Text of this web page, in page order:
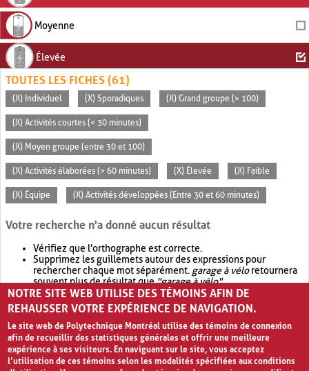
Moyenne
Élevée
TOUTES LES FICHES (61)
(X) Individuel (X) Sporadiques (X) Grand groupe (> 100)
(X) Activités courtes (< 30 minutes)
(X) Moyen groupe (entre 30 et 100)
(X) Activités élaborées (> 60 minutes) (X) Élevée (X) Faible
(X) Équipe (X) Activités développées (Entre 30 et 60 minutes)
Votre recherche n'a donné aucun résultat
Vérifiez que l'orthographe est correcte.
Supprimez les guillemets autour des expressions pour
rechercher chaque mot séparément. garage à véloretournera
souvent plus de résultat que"garage à vélo".
Envisagez d'élargir votre recherche avec OR.garage OR vélo
retournera souvent plus de résultat quegarage à vélo
NOTRE SITE WEB UTILISE DES TÉMOINS AFIN DE
REHAUSSER VOTRE EXPÉRIENCE DE NAVIGATION.
Le site web de Polytechnique Montréal utilise des témoins de connexion
afin de recueillir des statistiques générales et offrir une meilleure
expérience à ses visiteurs. En naviguant sur le site, vous acceptez
l’utilisation de ces témoins selon les modalités spécifiées aux conditions